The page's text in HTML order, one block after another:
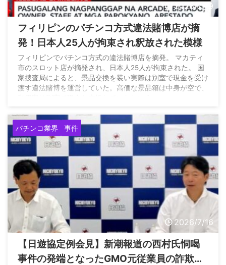
2026/7/19
フィリピンのパチンコ方式違法賭博店が摘
発！日本人25人が拘束され釈放された模様
フィリピンでパチンコ方式の違法賭博店を摘発。 マカティ
市のスロット店が摘発され、日本人25人が拘束された。 国
家捜査局によると、景品交換を装い実際は別室で現金を受け
渡す違法賭博を運営していた。高価な景品箱は中身が空で、
れ (@pharekore) July 17, 2026
パチンコ業界 事件
2026/7/16
【日遊協定例会見】新潮報道の西村氏恫喝
事件の発端となったGMO元従業員の詐欺